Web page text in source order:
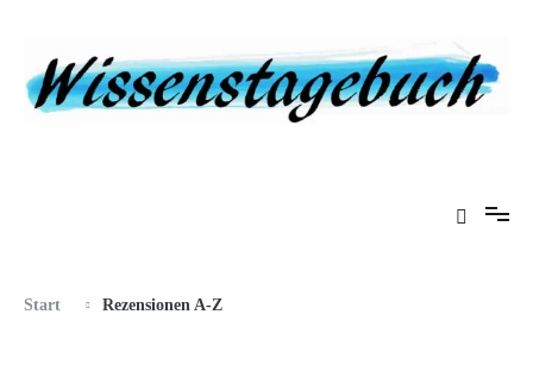
Start Rezensionen A-Z